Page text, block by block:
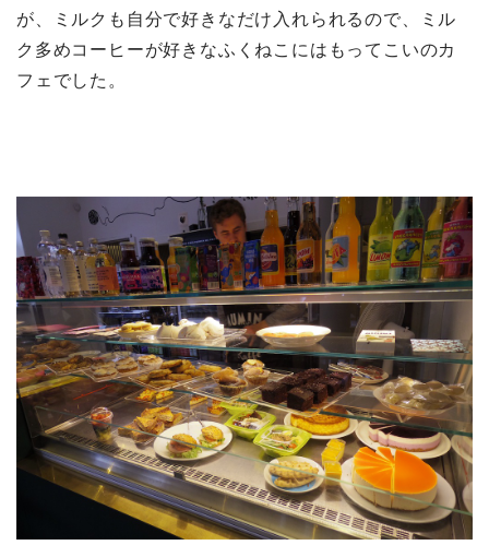
が、ミルクも自分で好きなだけ入れられるので、ミル
ク多めコーヒーが好きなふくねこにはもってこいのカ
フェでした。